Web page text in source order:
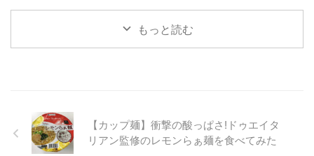
もっと読む
【カップ麺】衝撃の酸っぱさ!ドゥエイタ
リアン監修のレモンらぁ麺を食べてみた